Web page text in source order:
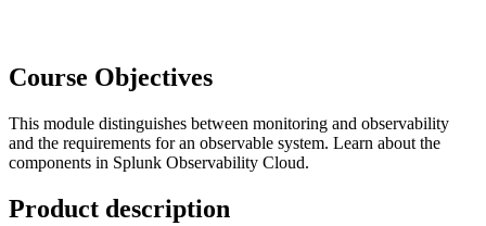
Course Objectives
This module distinguishes between monitoring and observability
and the requirements for an observable system. Learn about the
components in Splunk Observability Cloud.
Product description